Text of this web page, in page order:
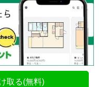
取る(無料)